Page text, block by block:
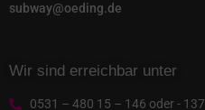
subway@oeding.de
Wir sind erreichbar unter
0531 – 480 15 – 146 oder - 137